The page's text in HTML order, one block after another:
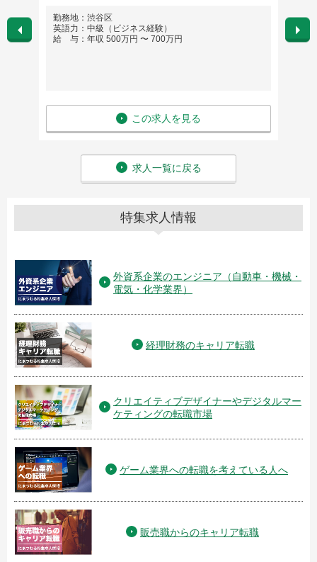
勤務地：渋谷区
英語力：中級（ビジネス経験）
給 与：年収 500万円 〜 700万円
この求人を見る
勤務
英語
給
求人一覧に戻る
特集求人情報
外資系企業のエンジニア（自動車・機械・
電気・化学業界）
経理財務のキャリア転職
クリエイティブデザイナーやデジタルマー
ケティングの転職市場
ゲーム業界への転職を考えている人へ
販売職からのキャリア転職